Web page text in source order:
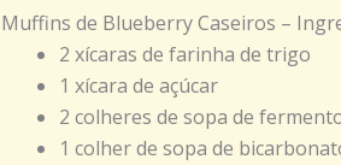
Muffins de Blueberry Caseiros –
2 xícaras de farinha de trigo
1 xícara de açúcar
2 colheres de sopa de
1 colher de sopa de